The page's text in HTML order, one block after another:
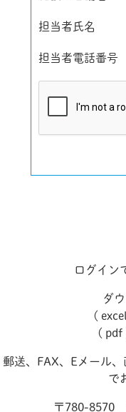
担当者氏名
担当者電話番号
ログイン
ダ
(
( pdf
郵送、FAX、Eメール
で
〒780-8570